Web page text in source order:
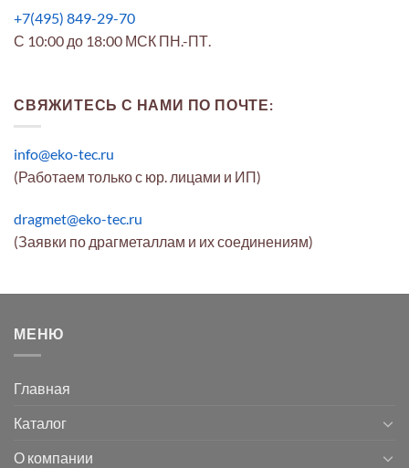
+7(495) 849-29-70
С 10:00 до 18:00 МСК ПН.-ПТ.
СВЯЖИТЕСЬ С НАМИ ПО ПОЧТЕ:
info@eko-tec.ru
(Работаем только с юр. лицами и ИП)
dragmet@eko-tec.ru
(Заявки по драгметаллам и их соединениям)
МЕНЮ
Главная
Каталог
О компании